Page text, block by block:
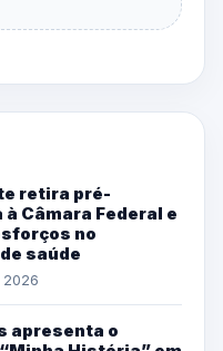
retira pré-
Câmara Federal e
no
saúde
apresenta o